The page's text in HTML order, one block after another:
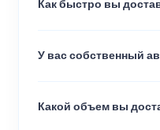
Как быстро вы
У вас собственный
Какой объем вы